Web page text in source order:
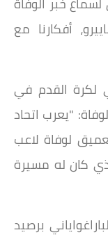
أفكارنا مع
لكرة القدم في
"يعرب اتحاد
لوفاة لاعب
كان له مسيرة
برصيد